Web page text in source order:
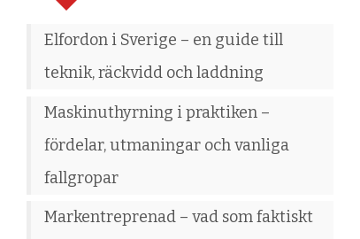
Elfordon i Sverige – en guide till
teknik, räckvidd och laddning
Maskinuthyrning i praktiken –
fördelar, utmaningar och vanliga
fallgropar
Markentreprenad – vad som faktiskt